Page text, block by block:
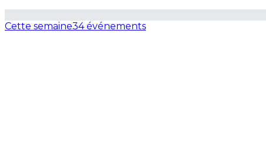
Cette semaine34 événements